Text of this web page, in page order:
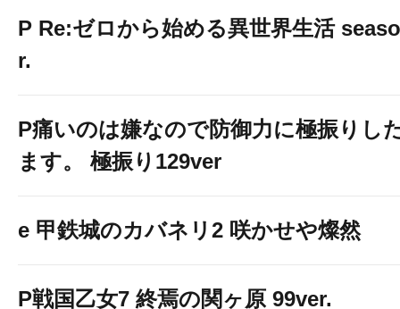
P Re:ゼロから始める異世界生活
r.
P痛いのは嫌なので防御力に極振りし
ます。 極振り129ver
e 甲鉄城のカバネリ2 咲かせや燦然
P戦国乙女7 終焉の関ヶ原 99ver.